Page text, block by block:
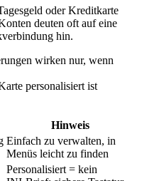
oder Kreditkarte
deuten oft auf eine
hin.
wirken nur, wenn
personalisiert ist
Hinweis
Einfach zu verwalten, in
Menüs leicht zu finden
Personalisiert = kein